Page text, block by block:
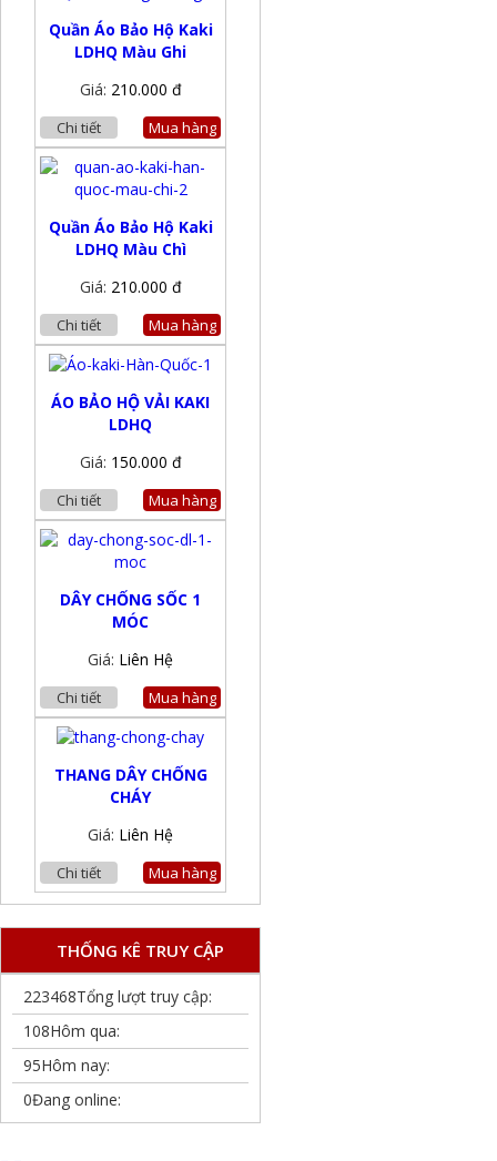
Quần Áo Bảo Hộ Kaki
LDHQ Màu Ghi
Giá: 210.000 đ
Chi tiết Mua hàng
Quần Áo Bảo Hộ Kaki
LDHQ Màu Chì
Giá: 210.000 đ
Chi tiết Mua hàng
ÁO BẢO HỘ VẢI KAKI
LDHQ
Giá: 150.000 đ
Chi tiết Mua hàng
DÂY CHỐNG SỐC 1
MÓC
Giá: Liên Hệ
Chi tiết Mua hàng
THANG DÂY CHỐNG
CHÁY
Giá: Liên Hệ
Chi tiết Mua hàng
THỐNG KÊ TRUY CẬP
223468Tổng lượt truy cập:
108Hôm qua:
95Hôm nay:
0Đang online: